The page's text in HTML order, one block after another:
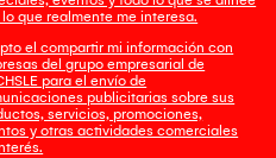
que realmente me interesa.
el compartir mi información con
del grupo empresarial de
para el envío de
publicitarias sobre sus
servicios, promociones,
y otras actividades comerciales